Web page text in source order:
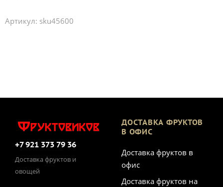
Артикул: sku45600
+7 921 373 79 36
Доставка фруктов и
овощей
ДОСТАВКА ФРУКТОВ
В ОФИС
Доставка фруктов в
офис
Доставка фруктов на